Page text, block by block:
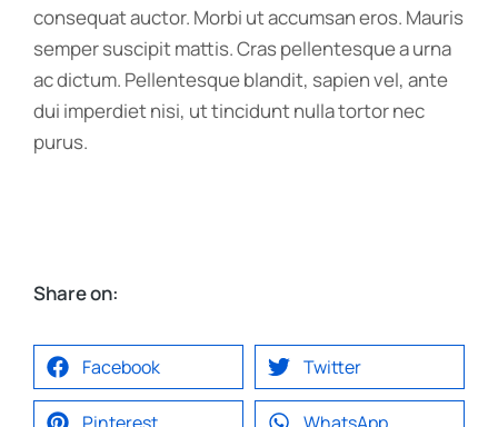
consequat auctor. Morbi ut accumsan eros. Mauris
semper suscipit mattis. Cras pellentesque a urna
ac dictum. Pellentesque blandit, sapien vel, ante
dui imperdiet nisi, ut tincidunt nulla tortor nec
purus.
Share on:
Facebook Twitter